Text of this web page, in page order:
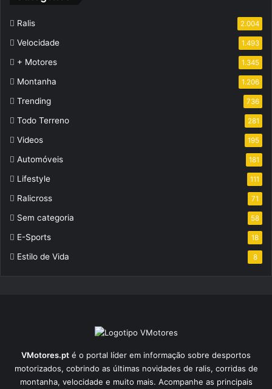
Ralis 2.004
Velocidade 1.493
+ Motores 1.345
Montanha 1.206
Trending 736
Todo Terreno 281
Videos 195
Automóveis 181
Lifestyle 111
Ralicross 71
Sem categoria 58
E-Sports 18
Estilo de Vida 8
VMotores.pt é o portal líder em informação sobre desportos
motorizados, cobrindo as últimas novidades de ralis, corridas de
montanha, velocidade e muito mais. Acompanhe as principais